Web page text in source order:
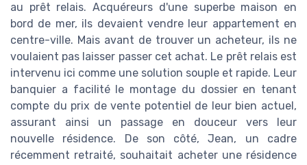
au prêt relais. Acquéreurs d'une superbe maison en
bord de mer, ils devaient vendre leur appartement en
centre-ville. Mais avant de trouver un acheteur, ils ne
voulaient pas laisser passer cet achat. Le prêt relais est
intervenu ici comme une solution souple et rapide. Leur
banquier a facilité le montage du dossier en tenant
compte du prix de vente potentiel de leur bien actuel,
assurant ainsi un passage en douceur vers leur
nouvelle résidence. De son côté, Jean, un cadre
récemment retraité, souhaitait acheter une résidence